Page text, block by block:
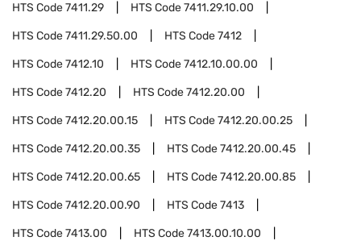
HTS Code7411.29 HTS Code7411.29.10.00
HTS Code7411.29.50.00 HTS Code7412
HTS Code7412.10 HTS Code7412.10.00.00
HTS Code7412.20 HTS Code7412.20.00
HTS Code7412.20.00.15 HTS Code7412.20.00.25
HTS Code7412.20.00.35 HTS Code7412.20.00.45
HTS Code7412.20.00.65 HTS Code7412.20.00.85
HTS Code7412.20.00.90 HTS Code7413
HTS Code7413.00 HTS Code7413.00.10.00